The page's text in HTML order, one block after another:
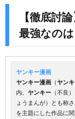
【徹底討
最強なの
ヤンキー漫画
ヤンキー漫画 （ヤン
内、 ヤンキー （不良
ょうまんが）とも称さ
を主題にした作品に